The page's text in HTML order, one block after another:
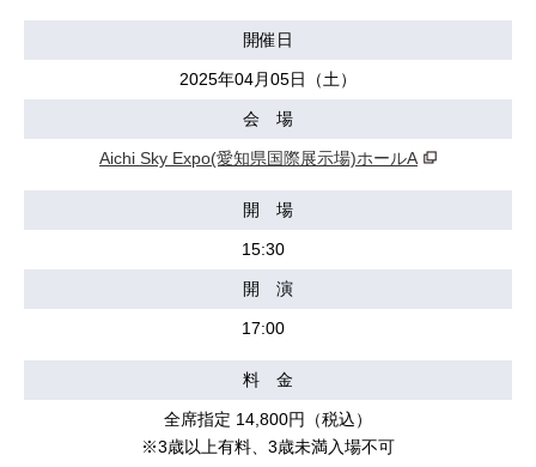
開催日
2025年04月05日（土）
会 場
Aichi Sky Expo(愛知県国際展示場)ホールA
開 場
15:30
開 演
17:00
料 金
全席指定 14,800円（税込）
※3歳以上有料、3歳未満⼊場不可